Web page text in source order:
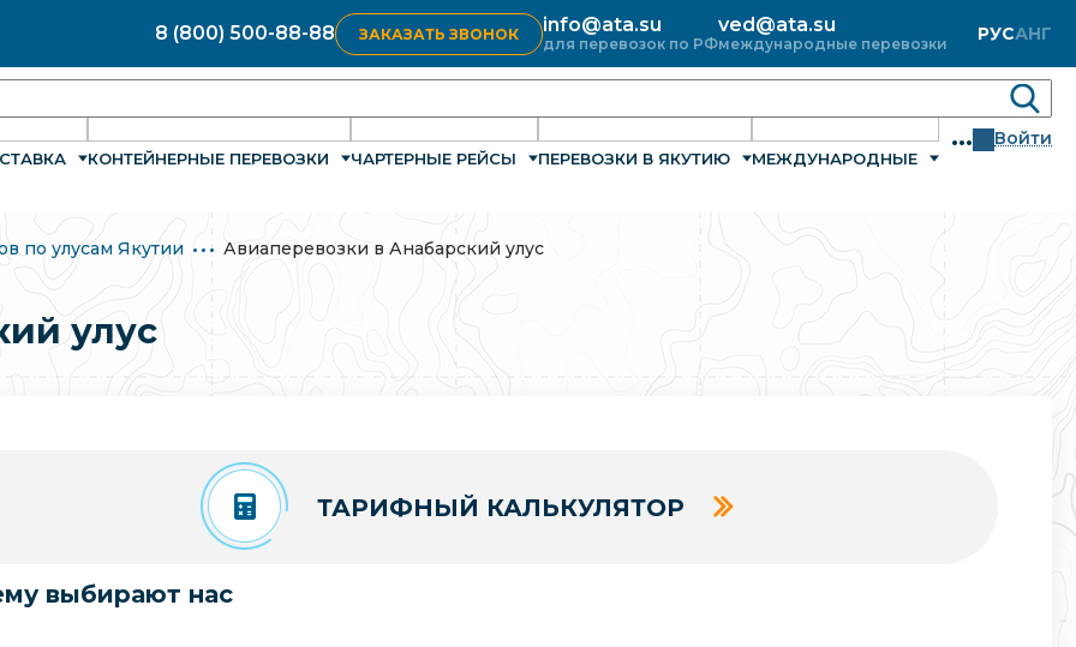
8 (800) 500-88-88 ЗАКАЗАТЬ ЗВОНОК info@ata.su
для перевозок по РФ
ved@ata.su
международные перевозки РУСАНГ
КОНТЕЙНЕРНЫЕ ПЕРЕВОЗКИ ЧАРТЕРНЫЕ РЕЙСЫ ПЕРЕВОЗКИ В ЯКУТИЮ МЕЖДУНАРОДНЫЕ
... Войти
по улусам Якутии Авиаперевозки в Анабарский улус
улус
ТАРИФНЫЙ КАЛЬКУЛЯТОР
выбирают нас